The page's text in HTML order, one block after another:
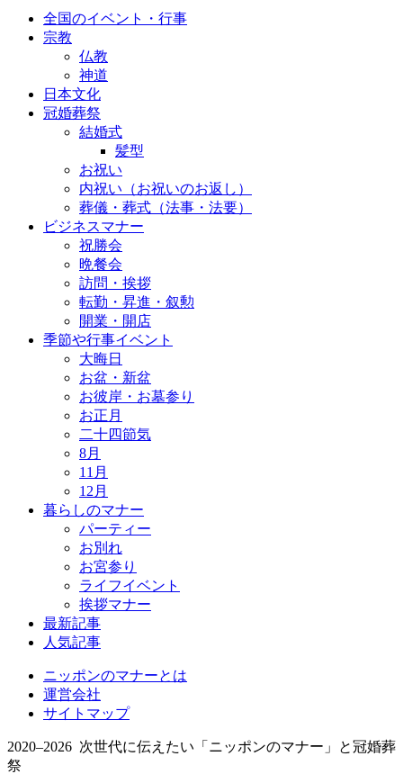
全国のイベント・行事
宗教
仏教
神道
日本文化
冠婚葬祭
結婚式
髪型
お祝い
内祝い（お祝いのお返し）
葬儀・葬式（法事・法要）
ビジネスマナー
祝勝会
晩餐会
訪問・挨拶
転勤・昇進・叙勲
開業・開店
季節や行事イベント
大晦日
お盆・新盆
お彼岸・お墓参り
お正月
二十四節気
8月
11月
12月
暮らしのマナー
パーティー
お別れ
お宮参り
ライフイベント
挨拶マナー
最新記事
人気記事
ニッポンのマナーとは
運営会社
サイトマップ
2020–2026 次世代に伝えたい「ニッポンのマナー」と冠婚葬
祭